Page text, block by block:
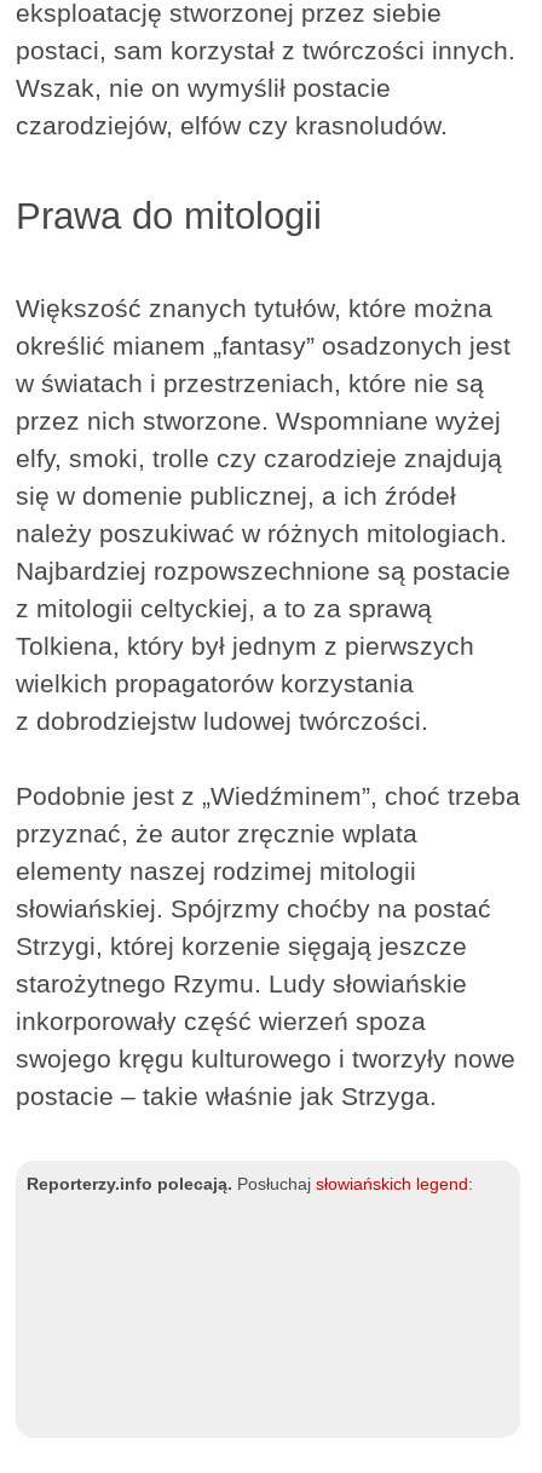
eksploatację stworzonej przez siebie
postaci, sam korzystał z twórczości innych.
Wszak, nie on wymyślił postacie
czarodziejów, elfów czy krasnoludów.
Prawa do mitologii
Większość znanych tytułów, które można
określić mianem „fantasy” osadzonych jest
w światach i przestrzeniach, które nie są
przez nich stworzone. Wspomniane wyżej
elfy, smoki, trolle czy czarodzieje znajdują
się w domenie publicznej, a ich źródeł
należy poszukiwać w różnych mitologiach.
Najbardziej rozpowszechnione są postacie
z mitologii celtyckiej, a to za sprawą
Tolkiena, który był jednym z pierwszych
wielkich propagatorów korzystania
z dobrodziejstw ludowej twórczości.
Podobnie jest z „Wiedźminem”, choć trzeba
przyznać, że autor zręcznie wplata
elementy naszej rodzimej mitologii
słowiańskiej. Spójrzmy choćby na postać
Strzygi, której korzenie sięgają jeszcze
starożytnego Rzymu. Ludy słowiańskie
inkorporowały część wierzeń spoza
swojego kręgu kulturowego i tworzyły nowe
postacie – takie właśnie jak Strzyga.
Reporterzy.info polecają. Posłuchajsłowiańskich legend :